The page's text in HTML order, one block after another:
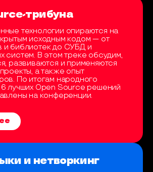
трибуна
технологии опираются на
исходным кодом — от
и библиотек до СУБД и
систем. В этом треке обсудим,
развиваются и применяются
а также опыт
По итогам народного
лучших Open Source решений
на конференции.
и нетворкинг